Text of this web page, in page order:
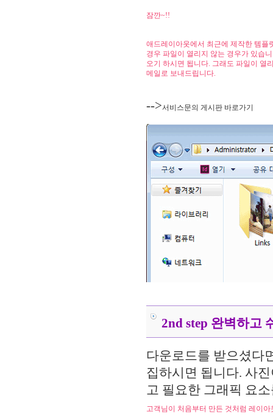
잠깐~!!
애드레이아웃에서 최근에 제작한 템플
경우 파일이 열리지 않는 경우가 있습
오기 하시면 됩니다. 그래도 파일이 열
메일로 보내드립니다.
-->서비스문의 게시판 바로가기
.....
2nd step 완벽하고
다운로드를 받으셨다
집하시면 됩니다. 사
고 필요한 그래픽 요
고객님이 처음부터 만든 것처럼 레이